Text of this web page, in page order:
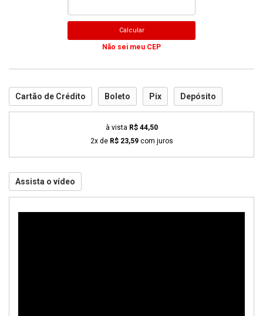
Calcular
Não sei meu CEP
Cartão de Crédito Boleto Pix Depósito
à vista R$ 44,50
2x de R$ 23,59com juros
Assista o vídeo